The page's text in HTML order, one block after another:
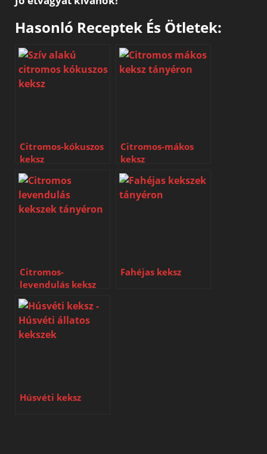
Hasonló Receptek És Ötletek:
Citromos-kókuszos
keksz
Citromos-mákos
keksz
Citromos-
levendulás keksz
Fahéjas keksz
Húsvéti keksz